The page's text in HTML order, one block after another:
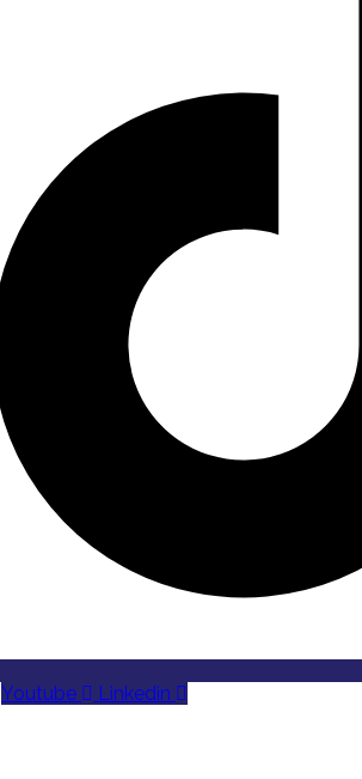
Youtube Linkedin